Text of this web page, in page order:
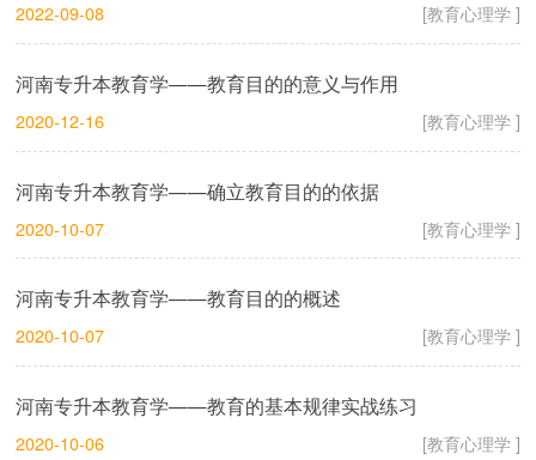
2022-09-08 [教育心理学 ]
河南专升本教育学——教育目的的意义与作用
2020-12-16 [教育心理学 ]
河南专升本教育学——确立教育目的的依据
2020-10-07 [教育心理学 ]
河南专升本教育学——教育目的的概述
2020-10-07 [教育心理学 ]
河南专升本教育学——教育的基本规律实战练习
2020-10-06 [教育心理学 ]